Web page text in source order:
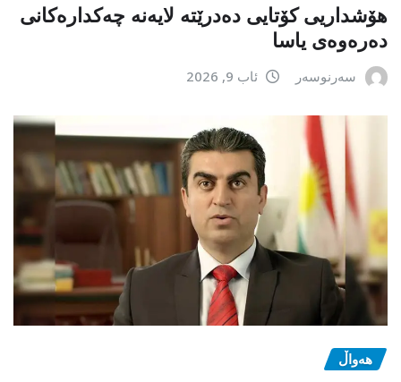
هۆشداریی کۆتایی دەدرێتە لایەنە چەکدارەکانی
دەرەوەی یاسا
سەرنوسەر ئاب 9, 2026
هەواڵ